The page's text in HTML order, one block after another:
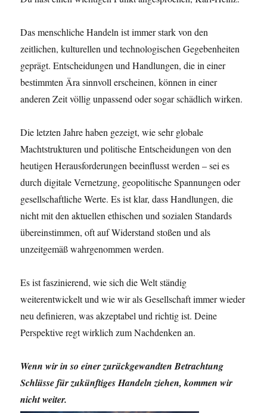
Das menschliche Handeln ist immer stark von den
zeitlichen, kulturellen und technologischen Gegebenheiten
geprägt. Entscheidungen und Handlungen, die in einer
bestimmten Ära sinnvoll erscheinen, können in einer
anderen Zeit völlig unpassend oder sogar schädlich wirken.
Die letzten Jahre haben gezeigt, wie sehr globale
Machtstrukturen und politische Entscheidungen von den
heutigen Herausforderungen beeinflusst werden – sei es
durch digitale Vernetzung, geopolitische Spannungen oder
gesellschaftliche Werte. Es ist klar, dass Handlungen, die
nicht mit den aktuellen ethischen und sozialen Standards
übereinstimmen, oft auf Widerstand stoßen und als
unzeitgemäß wahrgenommen werden.
Es ist faszinierend, wie sich die Welt ständig
weiterentwickelt und wie wir als Gesellschaft immer wieder
neu definieren, was akzeptabel und richtig ist. Deine
Perspektive regt wirklich zum Nachdenken an.
Wenn wir in so einer zurückgewandten Betrachtung
Schlüsse für zukünftiges Handeln ziehen, kommen wir
nicht weiter.